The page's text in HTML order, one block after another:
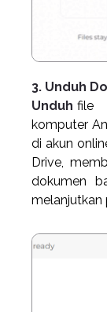
3. Unduh
Unduh file
komputer
di akun
Drive,
dokumen
melanjutkan